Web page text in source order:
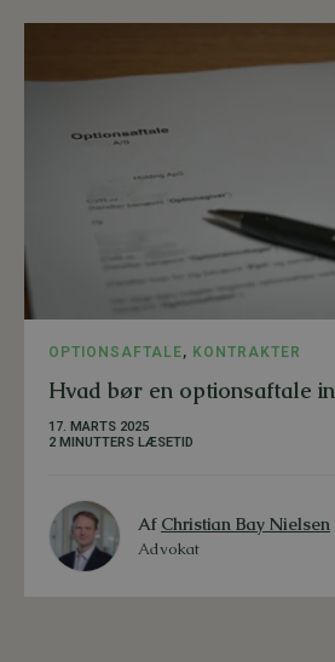
OPTIONSAFTALE, KONTRAKTER
Hvad bør en optionsaftale
17. MARTS 2025
2 MINUTTERS LÆSETID
Af Christian Bay Nielsen
Advokat